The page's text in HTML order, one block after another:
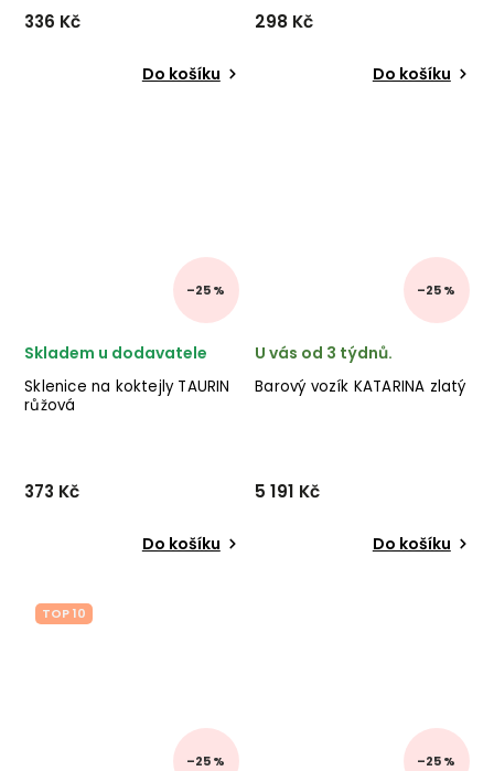
336 Kč
Do košíku
298 Kč
Do košíku
–25 %
Sklenice na koktejly TAURIN
růžová
Skladem u dodavatele
373 Kč
Do košíku
–25 %
Barový vozík KATARINA zlatý
U vás od 3 týdnů.
5 191 Kč
Do košíku
TOP 10
–25 % –25 %